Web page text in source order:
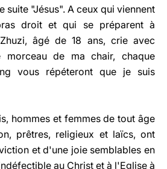
suite "Jésus". A ceux qui viennent
droit et qui se préparent à
âgé de 18 ans, crie avec
de ma chair, chaque
vous répéteront que je suis
hommes et femmes de tout âge
prêtres, religieux et laïcs, ont
et d'une joie semblables en
au Christ et à l'Eglise à